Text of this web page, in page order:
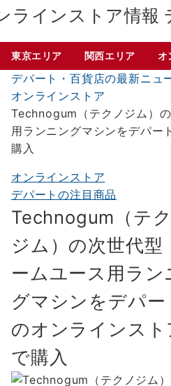
東京エリア 関西エリア オ
デパート・百貨店の最新ニュ
オンラインストア
Technogum（テクノジム）
用ランニングマシンをデパー
購入
オンラインストア
デパートの注目商品
Technogum（テ
ジム）の次世代
ームユース用ラン
グマシンをデパー
のオンラインスト
で購入